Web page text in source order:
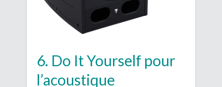
6. Do It Yourself pour
l’acoustique